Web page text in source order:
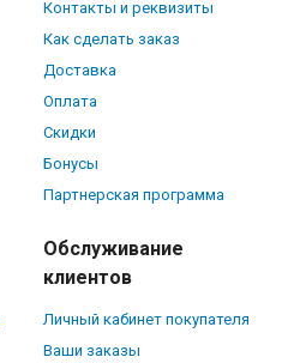
Контакты и реквизиты
Как сделать заказ
Доставка
Оплата
Скидки
Бонусы
Партнерская программа
Обслуживание
клиентов
Личный кабинет покупателя
Ваши заказы